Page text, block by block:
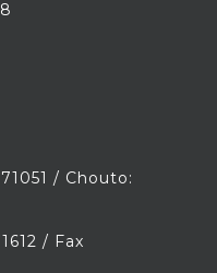
/ Chouto:
/ Fax